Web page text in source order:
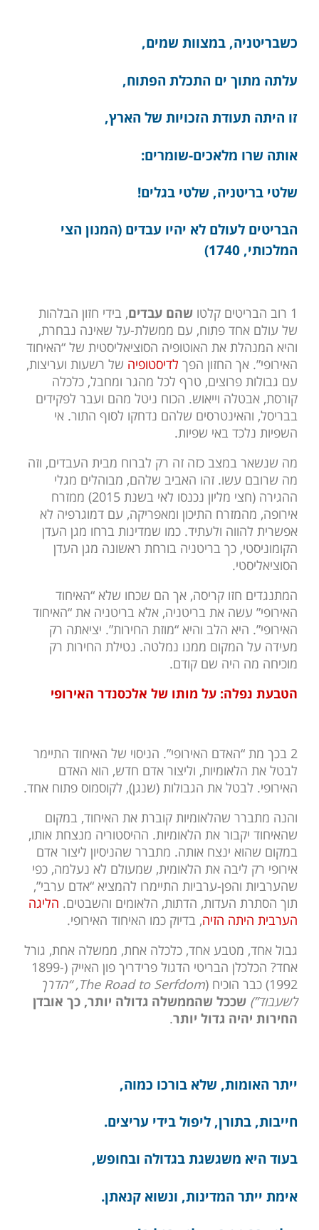
כשבריטניה, במצוות שמים,
עלתה מתוך ים התכלת הפתוח,
זו היתה תעודת הזכויות של הארץ,
אותה שרו מלאכים-שומרים:
שלטי בריטניה, שלטי בגלים!
הבריטים לעולם לא יהיו עבדים (המנון הצי
המלכותי, 1740)
1 רוב הבריטים קלטו שהם עבדים, בידי חזון הבלהות
של עולם אחד פתוח, עם ממשלת-על שאינה נבחרת,
והיא המנהלת את האוטופיה הסוציאליסטית של “האיחוד
האירופי”. אך החזון הפך לדיסטופיה של רשעות ועריצות,
עם גבולות פרוצים, טרף לכל מהגר ומחבל, כלכלה
קורסת, אבטלה וייאוש. הכוח ניטל מהם ועבר לפקידים
בבריסל, והאינטרסים שלהם נדחקו לסוף התור. אי
השפיות נלכד באי שפיות.
מה שנשאר במצב כזה זה רק לברוח מבית העבדים, וזה
מה שרובם עשו. זהו האביב שלהם, מבוהלים מגלי
ההגירה (חצי מליון נכנסו לאי בשנת 2015) ממזרח
אירופה, מהמזרח התיכון ומאפריקה, עם דמוגרפיה לא
אפשרית להווה ולעתיד. כמו שמדינות ברחו מגן העדן
הקומוניסטי, כך בריטניה בורחת ראשונה מגן העדן
הסוציאליסטי.
המתנגדים חזו קריסה, אך הם שכחו שלא “האיחוד
האירופי” עשה את בריטניה, אלא בריטניה את “האיחוד
האירופי”. היא הלב והיא “מוזת החירות”. יציאתה רק
מעידה על המקום ממנו נמלטה. נטילת החירות רק
מוכיחה מה היה שם קודם.
הטבעת נפלה: על מותו של אלכסנדר האירופי
2 בכך מת “האדם האירופי”. הניסוי של האיחוד התיימר
לבטל את הלאומיות, וליצור אדם חדש, הוא האדם
האירופי. לבטל את הגבולות (שנגן), לקוסמוס פתוח אחד.
והנה מתברר שהלאומיות קוברת את האיחוד, במקום
שהאיחוד יקבור את הלאומיות. ההיסטוריה מנצחת אותו,
במקום שהוא ינצח אותה. מתברר שהניסיון ליצור אדם
אירופי רק ליבה את הלאומית, שמעולם לא נעלמה, כפי
שהערביות והפן-ערביות התיימרו להמציא “אדם ערבי”,
תוך הסתרת העדות, הדתות, הלאומים והשבטים. הליגה
הערבית היתה הזיה, בדיוק כמו האיחוד האירופי.
גבול אחד, מטבע אחד, כלכלה אחת, ממשלה אחת, גורל
אחד? הכלכלן הבריטי הדגול פרידריך פון האייק (1899-
1992) כבר הוכיח (
The Road to Serfdom, “הדרך
לשעבוד”) שככל שהממשלה גדולה יותר, כך אובדן
החירות יהיה גדול יותר.
ייתר האומות, שלא בורכו כמוה,
חייבות, בתורן, ליפול בידי עריצים.
בעוד היא משגשגת בגדולה ובחופש,
אימת ייתר המדינות, ונשוא קנאתן.